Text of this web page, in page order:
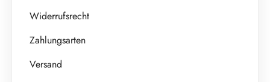
Widerrufsrecht
Zahlungsarten
Versand